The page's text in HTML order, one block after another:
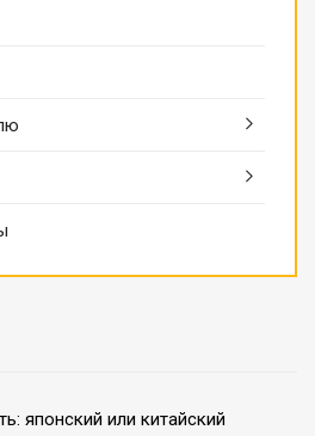
японский или китайский